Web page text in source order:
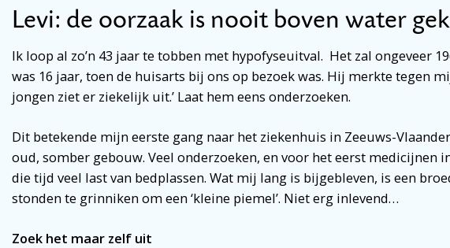
Levi: de oorzaak is nooit boven water
Ik loop al zo’n 43 jaar te tobben met hypofyseuitval. Het zal ongeveer
was 16 jaar, toen de huisarts bij ons op bezoek was. Hij merkte tegen
jongen ziet er ziekelijk uit.’ Laat hem eens onderzoeken.
Dit betekende mijn eerste gang naar het ziekenhuis in Zeeuws-
oud, somber gebouw. Veel onderzoeken, en voor het eerst medicijnen
die tijd veel last van bedplassen. Wat mij lang is bijgebleven, is een
stonden te grinniken om een ‘kleine piemel’. Niet erg inlevend…
Zoek het maar zelf uit